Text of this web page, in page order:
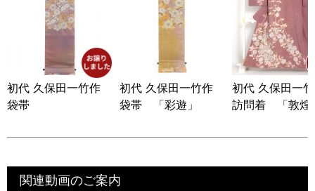
初代 久保田一竹作
袋帯
初代 久保田一竹作
袋帯 「彩遊」
初代 久保田一
訪問着 「敦煌
関連動画のご案内